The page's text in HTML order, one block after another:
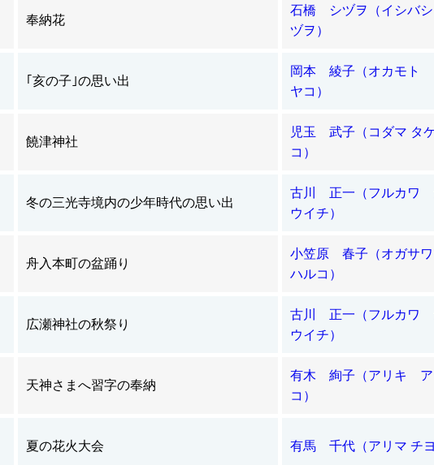
奉納花
石橋 シヅヲ（イシバシ
ヅヲ）
｢亥の子｣の思い出
岡本 綾子（オカモト
ヤコ）
饒津神社
児玉 武子（コダマ タ
コ）
冬の三光寺境内の少年時代の思い出
古川 正一（フルカワ
ウイチ）
舟入本町の盆踊り
小笠原 春子（オガサ
ハルコ）
広瀬神社の秋祭り
古川 正一（フルカワ
ウイチ）
天神さまへ習字の奉納
有木 絢子（アリキ ア
コ）
夏の花火大会 有馬 千代（アリマ チヨ